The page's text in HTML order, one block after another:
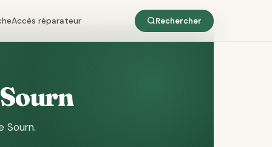
Accès réparateur Rechercher
Sourn.